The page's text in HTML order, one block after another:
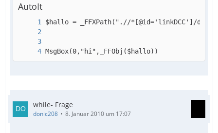
AutoIt
MsgBox(0,"hi",_FFObj($hallo))
while- Frage
donic208 8. Januar 2010 um 17:07